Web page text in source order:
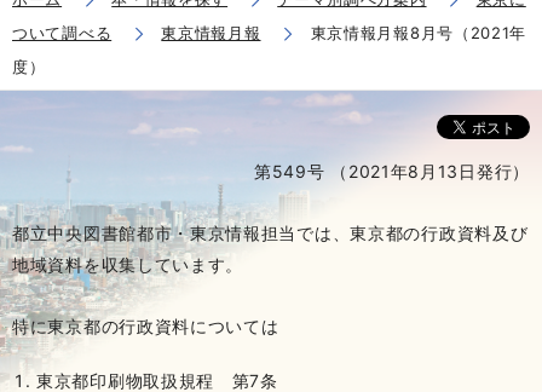
ついて調べる
東京情報月報
東京情報月報8月号（2021年
度）
第549号 （2021年8月13日発行）
都立中央図書館都市・東京情報担当では、東京都の行政資料及び
地域資料を収集しています。
特に東京都の行政資料については
東京都印刷物取扱規程 第7条